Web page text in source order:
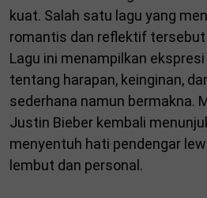
kuat. Salah satu lagu yang
romantis dan reflektif tersebut
Lagu ini menampilkan
tentang harapan, keinginan,
sederhana namun bermakna.
Justin Bieber kembali
menyentuh hati pendengar
lembut dan personal.